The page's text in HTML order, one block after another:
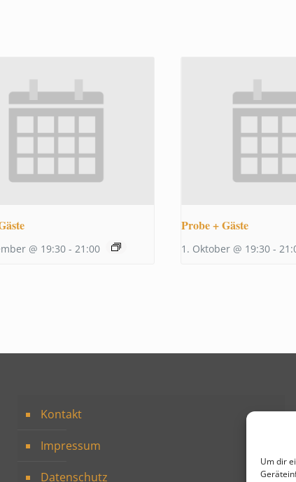
Um dir
@ 19:30 - 21:00
Probe + Gäste
1. Oktober @ 19:30 -
Kontakt
Impressum
Datenschutz